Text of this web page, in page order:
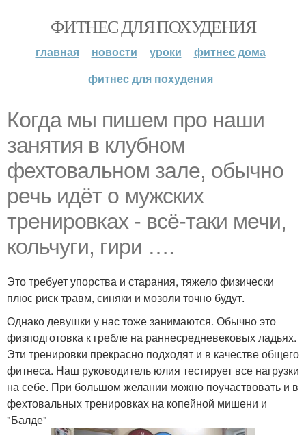
ФИТНЕС ДЛЯ ПОХУДЕНИЯ
главная новости уроки
фитнес дома
фитнес для похудения
Когда мы пишем про наши
занятия в клубном
фехтовальном зале, обычно
речь идёт о мужских
тренировках - всё-таки мечи,
кольчуги, гири ….
Это требует упорства и старания, тяжело физически
плюс риск травм, синяки и мозоли точно будут.
Однако девушки у нас тоже занимаются. Обычно это
физподготовка к гребле на раннесредневековых ладьях.
Эти тренировки прекрасно подходят и в качестве общего
фитнеса. Наш руководитель юлия тестирует все нагрузки
на себе. При большом желании можно поучаствовать и в
фехтовальных тренировках на копейной мишени и
"Балде"